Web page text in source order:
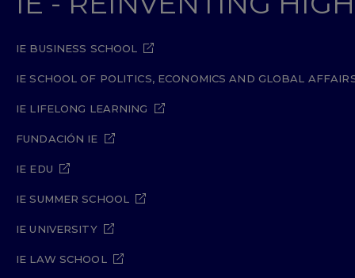
IE BUSINESS SCHOOL
IE SCHOOL OF POLITICS, ECONOMICS AND GLOBAL
IE LIFELONG LEARNING
FUNDACIÓN IE
IE EDU
IE SUMMER SCHOOL
IE UNIVERSITY
IE LAW SCHOOL